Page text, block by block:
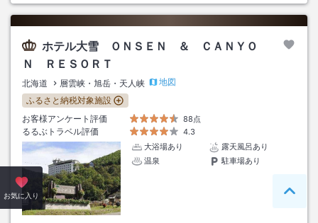
ホテル大雪 ＯＮＳＥＮ ＆ ＣＡＮＹＯ
Ｎ ＲＥＳＯＲＴ
北海道 層雲峡・旭岳・天人峡
地図
ふるさと納税対象施設
お客様アンケート評価
88点
るるぶトラベル評価
4.3
大浴場あり
露天風呂あり
温泉
駐車場あり
お気に入り ペー